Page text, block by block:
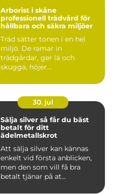
Arborist i skåne
professionell trädvård för
hållbara och säkra miljöer
Träd sätter tonen i en hel
miljö. De ramar in
trädgårdar, ger lä och
skugga, höjer
30. jul
Sälja silver så får du bäst
betalt för ditt
ädelmetallskrot
Att sälja silver kan kännas
enkelt vid första anblicken,
men den som vill få bra
betalt tjänar på at...